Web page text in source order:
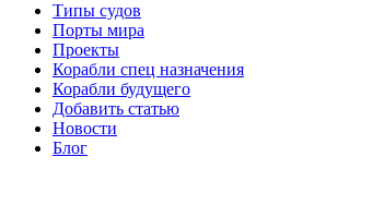
Типы судов
Порты мира
Проекты
Корабли спец назначения
Корабли будущего
Добавить статью
Новости
Блог